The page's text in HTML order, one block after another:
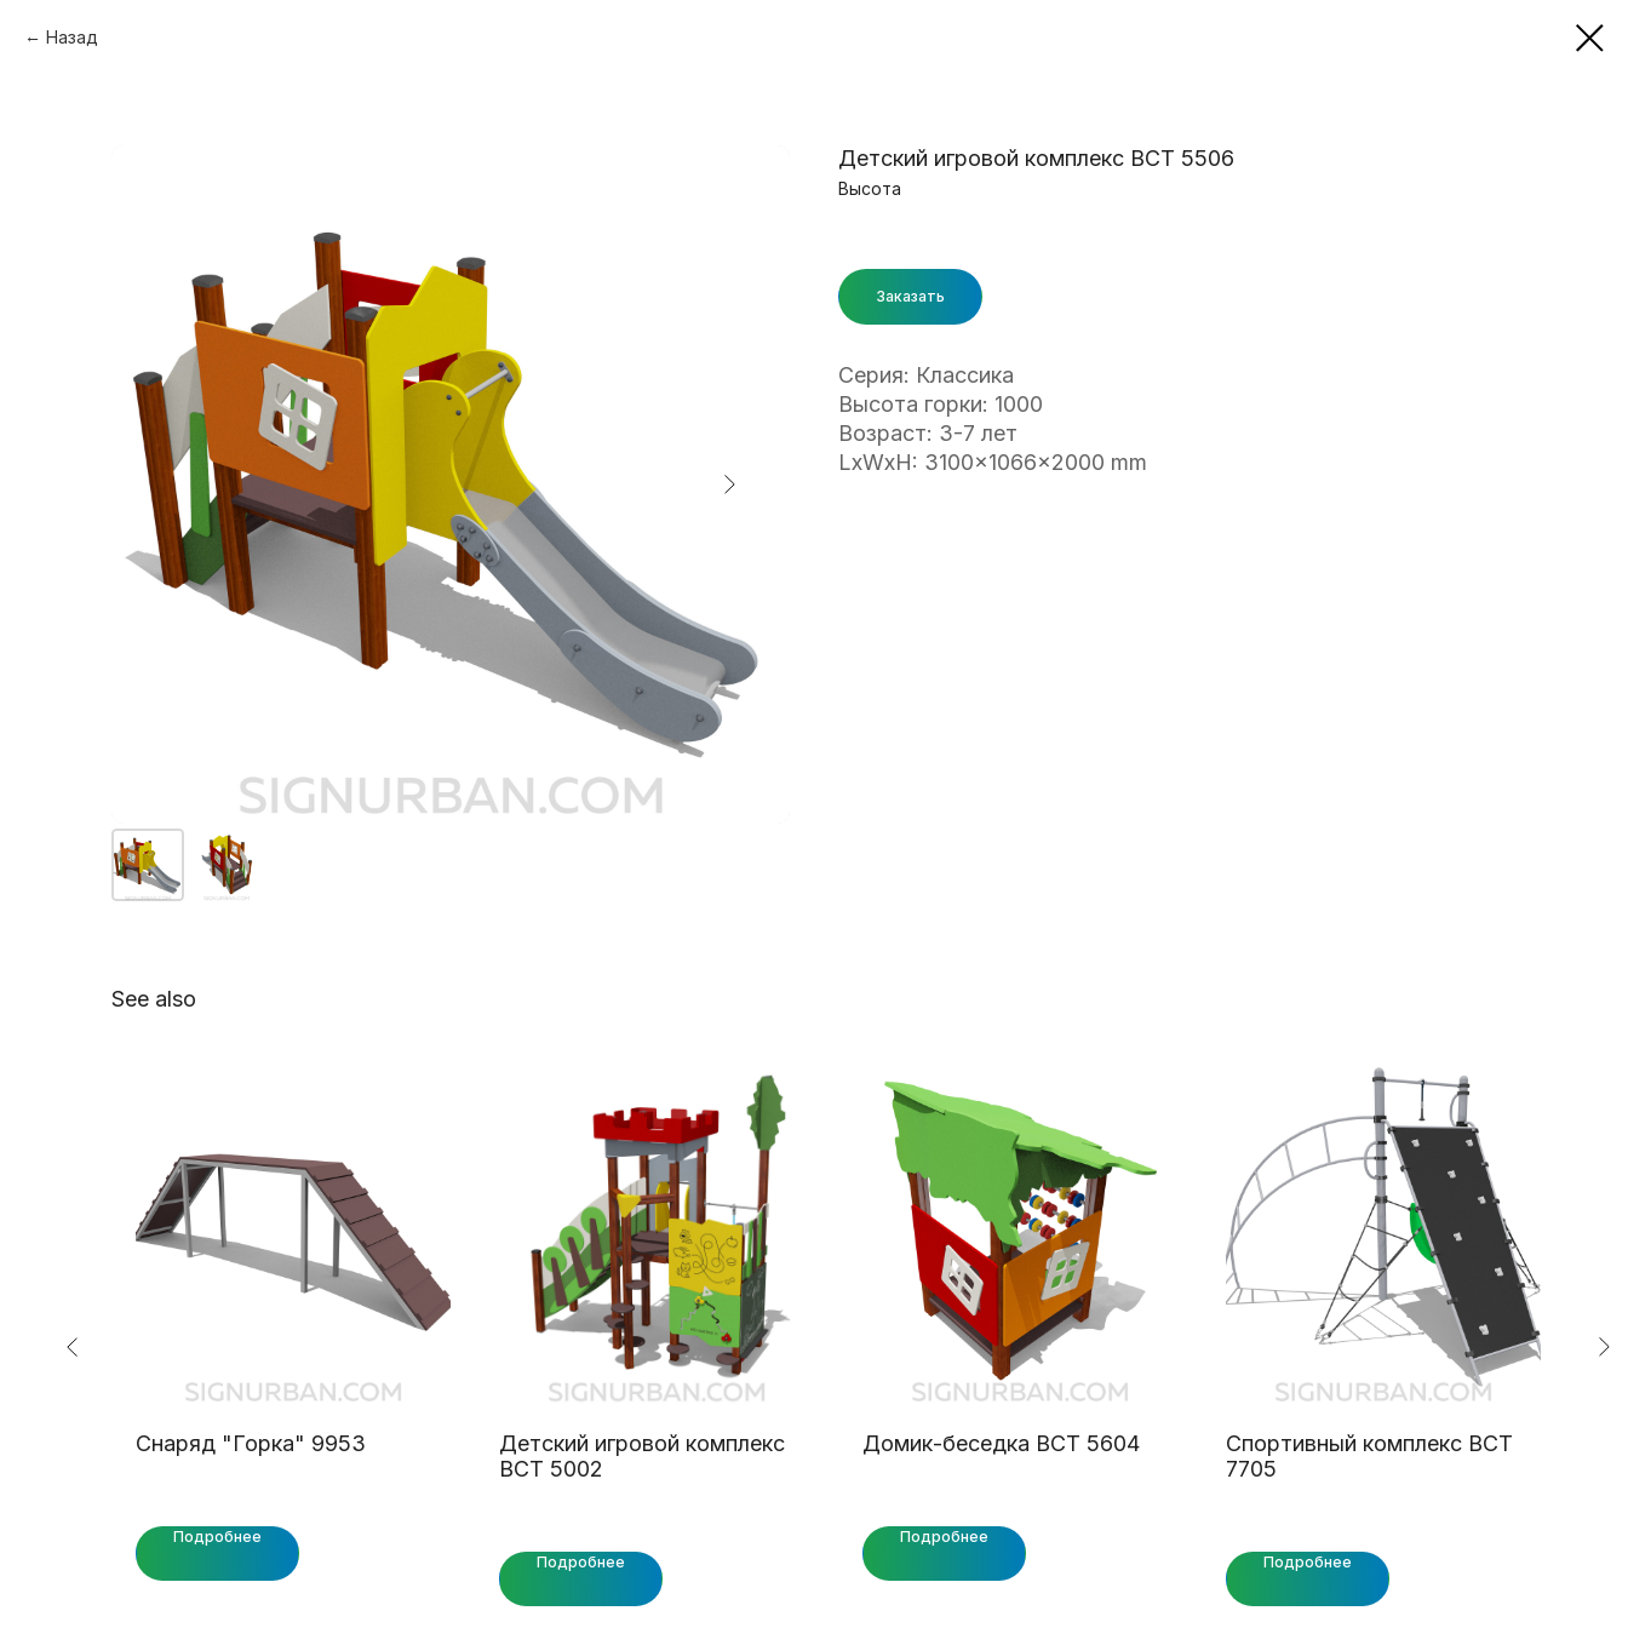
Назад
Детский игровой комплекс ВСТ 5506
Высота
Заказать
Серия: Классика
Высота горки: 1000
Возраст: 3-7 лет
LxWxH: 3100x1066x2000 mm
See also
Снаряд "Горка" 9953
Подробнее
Детский игровой комплекс
ВСТ 5002
Подробнее
Домик-беседка ВСТ 5604
Подробнее
Спортивный комплекс ВСТ
7705
Подробнее